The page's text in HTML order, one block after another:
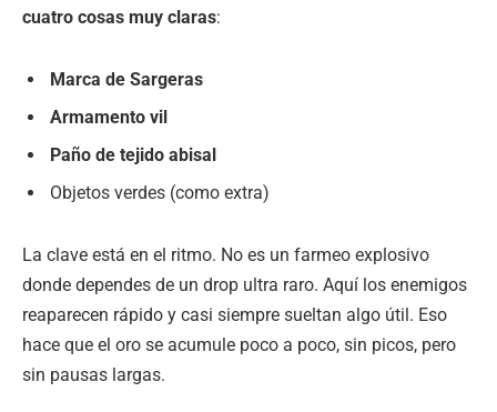
cuatro cosas muy claras:
Marca de Sargeras
Armamento vil
Paño de tejido abisal
Objetos verdes (como extra)
La clave está en el ritmo. No es un farmeo explosivo
donde dependes de un drop ultra raro. Aquí los enemigos
reaparecen rápido y casi siempre sueltan algo útil. Eso
hace que el oro se acumule poco a poco, sin picos, pero
sin pausas largas.